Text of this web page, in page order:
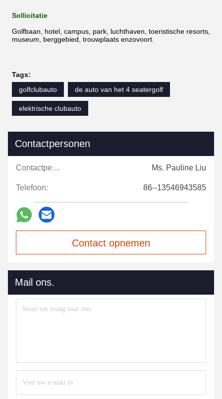
Sollicitatie
Golfbaan, hotel, campus, park, luchthaven, toeristische resorts,
museum, berggebied, trouwplaats enzovoort.
Tags:
golfclubauto
de auto van het 4 seatergolf
elektrische clubauto
Contactpersonen
Contactpersonen: Ms. Pauline Liu
Telefoon: 86--13546943585
Contact opnemen
Mail ons.